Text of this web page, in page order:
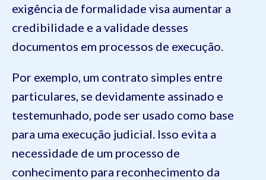
exigência de formalidade visa aumentar a
credibilidade e a validade desses
documentos em processos de execução.
Por exemplo, um contrato simples entre
particulares, se devidamente assinado e
testemunhado, pode ser usado como base
para uma execução judicial. Isso evita a
necessidade de um processo de
conhecimento para reconhecimento da